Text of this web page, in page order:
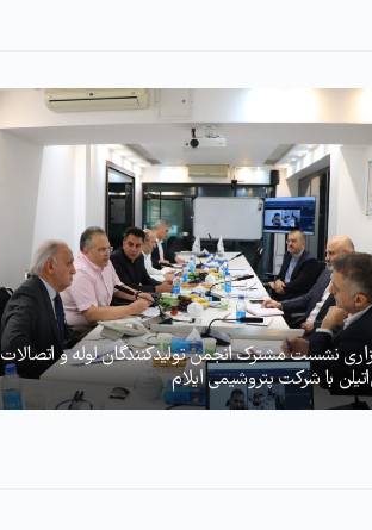
نشست مشترک انجمن تولیدکنندگان لوله و اتصالات
با شرکت پتروشیمی ایلام